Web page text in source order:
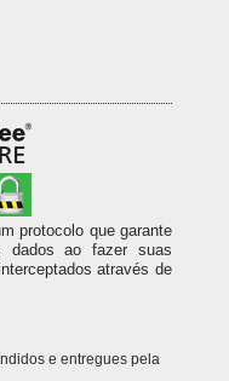
protocolo que garante
dados ao fazer suas
através de
e entregues pela